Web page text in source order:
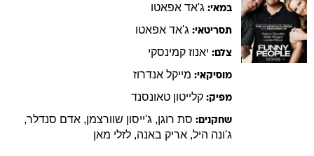
במאי: ג'אד אפאטו
תסריטאי: ג'אד אפאטו
צלם: יאנוז קמינסקי
מוסיקאי: מייקל אנדרוז
מפיק: קלייטון טאונסנד
שחקנים: סת רוגן, ג'ייסון שוורצמן, אדם סנדלר,
ג'ונה היל, אריק באנה, לזלי מאן